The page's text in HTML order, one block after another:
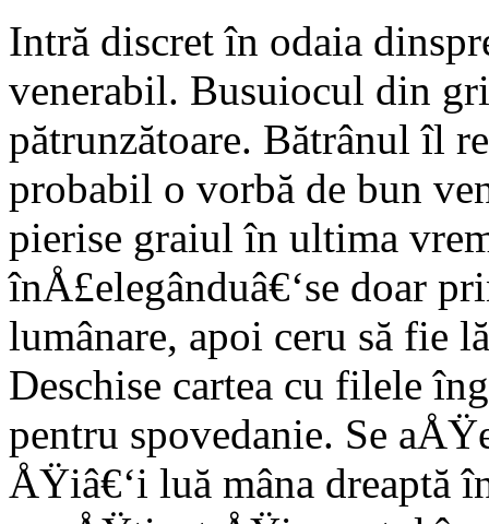
Intră discret în odaia
venerabil. Busuiocul din
pătrunzătoare. Bătrânul îl
probabil o vorbă de bun
pierise graiul în ultima
înÅ£elegânduâ€‘se doar
lumânare, apoi ceru să fie
Deschise cartea cu filele
pentru spovedanie. Se
ÅŸiâ€‘i luă mâna dreaptă